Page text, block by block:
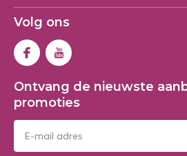
Volg ons
Ontvang de nieuwste
promoties